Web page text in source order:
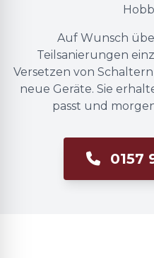
Auf Wunsch
Teilsanierungen
Versetzen von
neue Geräte. Sie
passt und
0157